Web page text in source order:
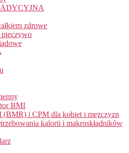
zdrowe
BMI
(BMR) i CPM dla kobiet i mężczyzn
kalorii i makroskładników